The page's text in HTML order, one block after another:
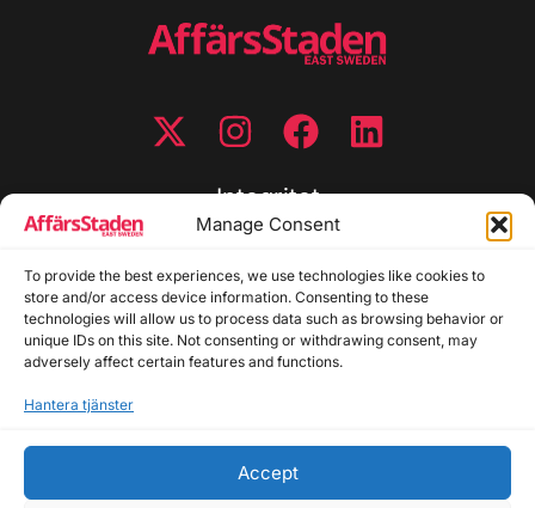
Manage Consent
To provide the best experiences, we use technologies like cookies to
store and/or access device information. Consenting to these
technologies will allow us to process data such as browsing behavior or
unique IDs on this site. Not consenting or withdrawing consent, may
adversely affect certain features and functions.
Hantera tjänster
Accept
Integritet
Cookiepolicy
Disclaimer
Redaktionell policy
Utgivarinformation
Allmänna frågor: info@affarsstaden.se | Tipsa